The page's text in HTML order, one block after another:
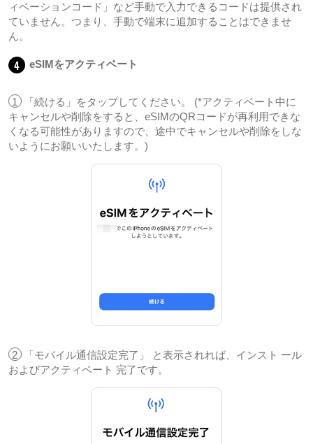
ィベーションコード」など手動で入力できるコードは提供され
ていません。つまり、手動で端末に追加することはできませ
ん。
4 eSIMをアクティベート
1
「続ける」をタップしてください。 (*アクティベート中に
キャンセルや削除をすると、eSIMのQRコードが再利用できな
くなる可能性がありますので、途中でキャンセルや削除をしな
いようにお願いいたします。)
2
「モバイル通信設定完了」 と表示されれば、インスト ール
およびアクティベート 完了です。